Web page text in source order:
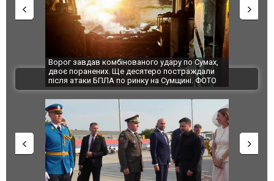
За 2000 кілометрів від кордону з Україною: в
Єкатеринбурзі після атаки дронів загорівся
склад Wildberries. ФОТО. ВІДЕО
"Мої
ВІДЕО